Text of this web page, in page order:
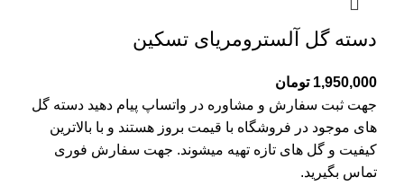
دسته گل آلسترومریای تسکین
1,950,000 تومان
جهت ثبت سفارش و مشاوره در واتساپ پیام دهید دسته گل
های موجود در فروشگاه با قیمت بروز هستند و با بالاترین
کیفیت و گل های تازه تهیه میشوند. جهت سفارش فوری
تماس بگیرید.